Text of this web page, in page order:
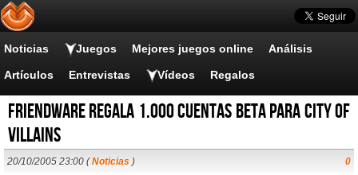
Noticias Juegos Mejores juegos online Análisis
Artículos Entrevistas Vídeos Regalos
Friendware regala 1.000 cuentas beta para City of
Villains
20/10/2005 23:00 (Noticias ) 0